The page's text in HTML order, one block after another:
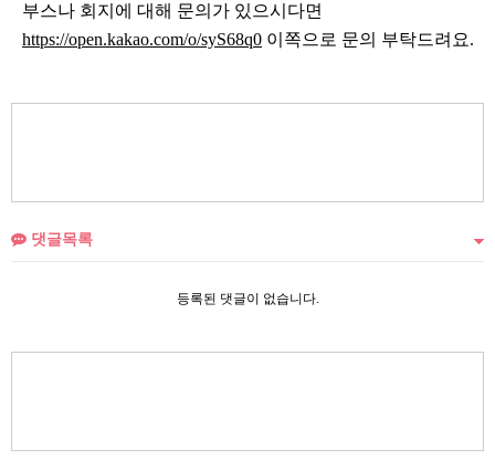
부스나 회지에 대해 문의가 있으시다면
https://open.kakao.com/o/syS68q0 이쪽으로 문의 부탁드려요.
댓글목록
등록된 댓글이 없습니다.